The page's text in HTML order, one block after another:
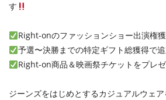
す
Right-onのファッションショー出演権
予選〜決勝までの特定ギフト総獲得で
Right-on商品＆映画祭チケットをプレ
ジーンズをはじめとするカジュアルウェ